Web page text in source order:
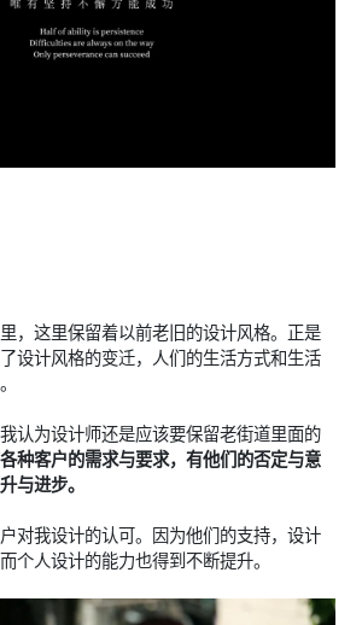
，这里保留着以前老旧的设计风格。正是
设计风格的变迁，人们的生活方式和生活
认为设计师还是应该要保留老街道里面的
种客户的需求与要求，有他们的否定与意
与进步。
对我设计的认可。因为他们的支持，设计
个人设计的能力也得到不断提升。